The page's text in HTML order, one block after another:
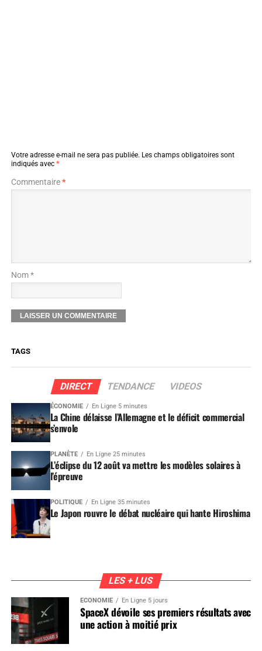
Votre adresse e-mail ne sera pas publiée. Les champs obligatoires sont
indiqués avec *
Commentaire*
Nom *
TAGS
DIRECT TENDANCE VIDEOS
ÉCONOMIE En Ligne 5 minutes
La Chine délaisse l’Allemagne et le déficit commercial
s’envole
PLANÈTE En Ligne 25 minutes
L’éclipse du 12 août va mettre les modèles solaires à
l’épreuve
POLITIQUE En Ligne 35 minutes
Le Japon rouvre le débat nucléaire qui hante Hiroshima
LES + LUS
ÉCONOMIE En Ligne 5 jours
SpaceX dévoile ses premiers résultats avec
une action à moitié prix